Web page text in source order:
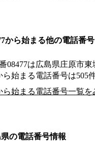
から始まる他の電話番号
08477は広島県庄原市東
ら始まる電話番号は505
ら始まる電話番号一覧を
の電話番号情報